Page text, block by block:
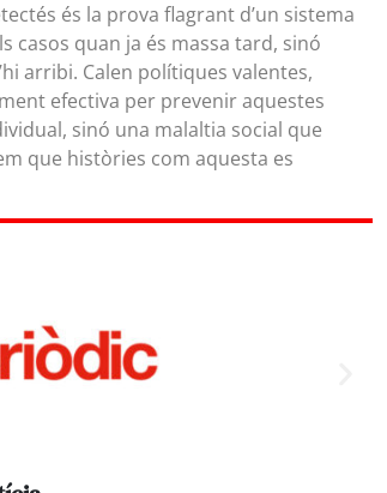
és la prova flagrant d’un sistema
casos quan ja és massa tard, sinó
arribi. Calen polítiques valentes,
efectiva per prevenir aquestes
sinó una malaltia social que
que històries com aquesta es